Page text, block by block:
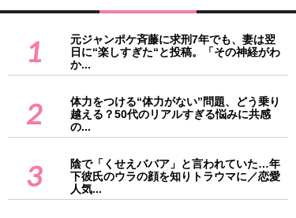
1
元ジャンポケ斉藤に求刑7年でも、妻は翌
日に“楽しすぎた“と投稿。「その神経がわ
か...
2
体力をつける“体力がない”問題、どう乗り
越える？50代のリアルすぎる悩みに共感
の...
3
陰で「くせえババア」と言われていた…年
下彼氏のウラの顔を知りトラウマに／恋愛
人気...